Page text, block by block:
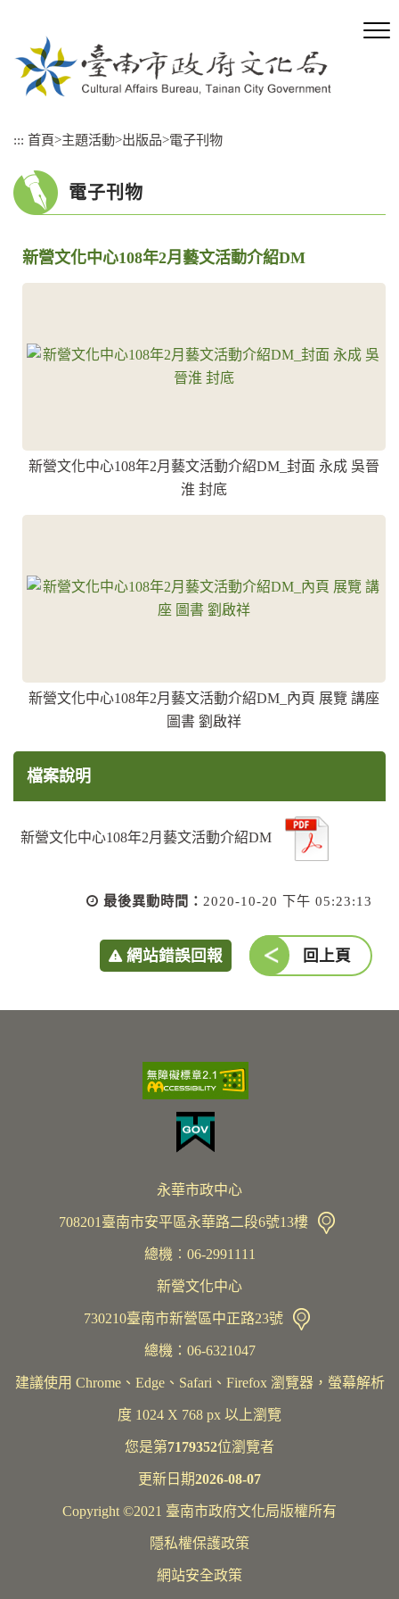
::: 首頁>主題活動>出版品>電子刊物
電子刊物
新營文化中心108年2月藝文活動介紹DM
新營文化中心108年2月藝文活動介紹DM_封面 永成 吳晉
淮 封底
新營文化中心108年2月藝文活動介紹DM_內頁 展覽 講座
圖書 劉啟祥
檔案說明
新營文化中心108年2月藝文活動介紹DM
最後異動時間： 2020-10-20 下午 05:23:13
網站錯誤回報 回上頁
永華市政中心
708201臺南市安平區永華路二段6號13樓
總機︰06-2991111
新營文化中心
730210臺南市新營區中正路23號
總機：06-6321047
建議使用 Chrome、Edge、Safari、Firefox 瀏覽器，螢幕解析
度 1024 X 768 px 以上瀏覽
您是第7179352位瀏覽者
更新日期2026-08-07
Copyright ©2021 臺南市政府文化局版權所有
隱私權保護政策
網站安全政策